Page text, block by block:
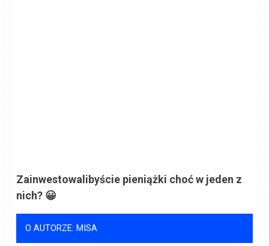
Zainwestowalibyście pieniążki choć w jeden z
nich? 😀
O AUTORZE: MISA